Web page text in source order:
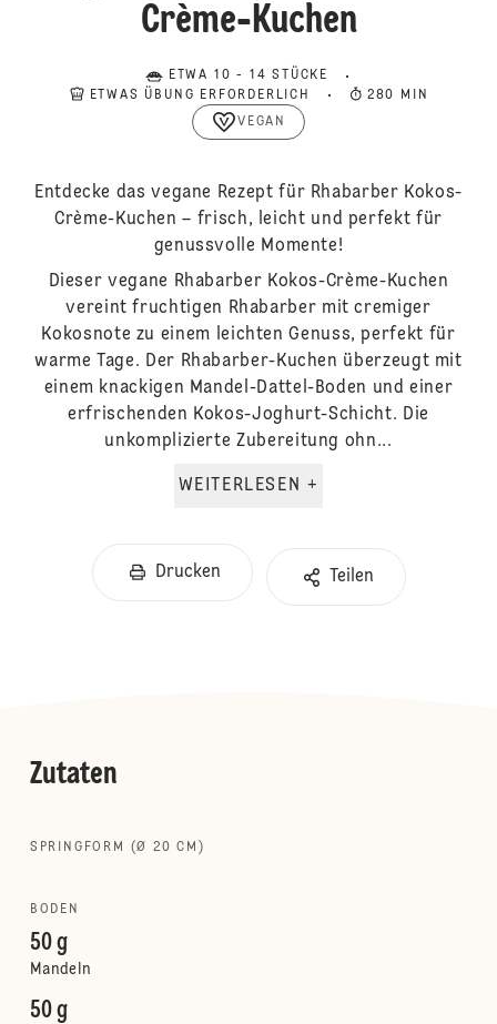
Crème-Kuchen
ETWA 10 - 14 STÜCKE
ETWAS ÜBUNG ERFORDERLICH
280 MIN
VEGAN
Entdecke das vegane Rezept für Rhabarber Kokos-
Crème-Kuchen – frisch, leicht und perfekt für
genussvolle Momente!
Dieser vegane Rhabarber Kokos-Crème-Kuchen
vereint fruchtigen Rhabarber mit cremiger
Kokosnote zu einem leichten Genuss, perfekt für
warme Tage. Der Rhabarber-Kuchen überzeugt mit
einem knackigen Mandel-Dattel-Boden und einer
erfrischenden Kokos-Joghurt-Schicht. Die
unkomplizierte Zubereitung ohn...
WEITERLESEN +
Drucken Teilen
Zutaten
SPRINGFORM (Ø 20 CM)
BODEN
50 g
Mandeln
50 g